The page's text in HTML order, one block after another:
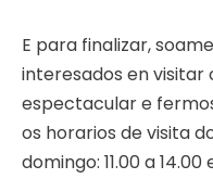
E para finalizar,
interesados en visitar
espectacular e
os horarios de visita
domingo: 11.00 a 14.00